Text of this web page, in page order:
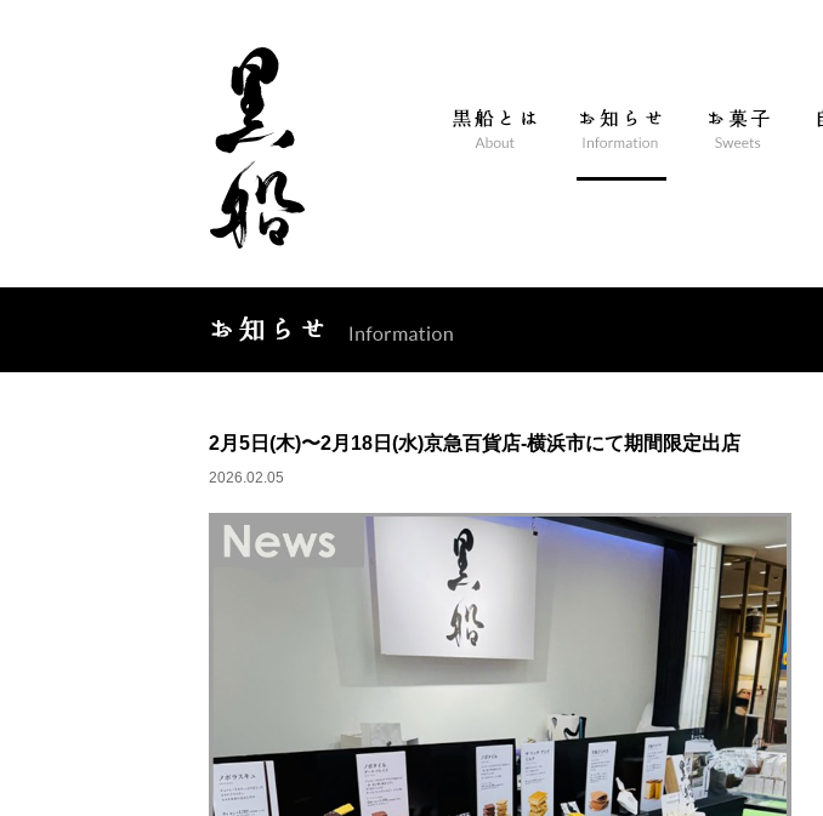
2月5日(木)〜2月18日(水)京急百貨店-横浜市にて期間限定出店
2026.02.05